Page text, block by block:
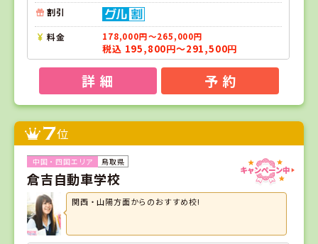
割引
料金 178,000円～265,000円
税込 195,800円～291,500円
詳 細 予 約
7位
鳥取県
倉吉自動車学校
関西・山陽方面からのおすすめ校!